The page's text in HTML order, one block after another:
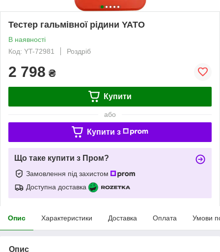
Тестер гальмівної рідини YATO
В наявності
Код: YT-72981
Роздріб
2 798 ₴
Купити
або
Купити з
Що таке купити з Пром?
Замовлення під захистом
Доступна доставка
Опис Характеристики Доставка Оплата Умови
Опис